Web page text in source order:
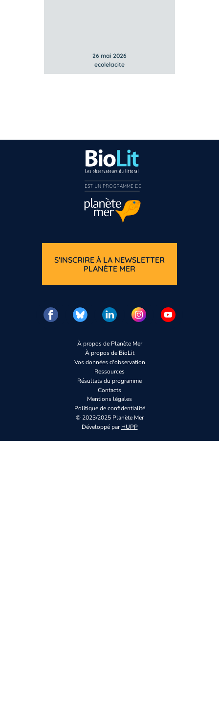
26 mai 2026
ecolelacite
À propos de Planète Mer
À propos de BioLit
Vos données d'observation
Ressources
Résultats du programme
Contacts
Mentions légales
Politique de confidentialité
© 2023/2025 Planète Mer
Développé parHUPP
S'INSCRIRE À LA NEWSLETTER
PLANÈTE MER